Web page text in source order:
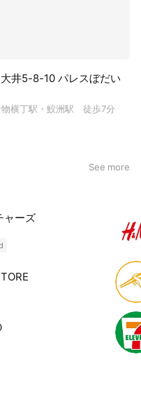
井5-8-10 パレスぼだい
横丁駅・鮫洲駅 徒歩7分
See more
ャーズ